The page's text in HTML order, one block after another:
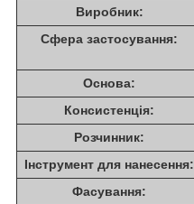
Виробник:
Сфера застосування:
Основа:
Консистенція:
Розчинник:
Інструмент для нанесення:
Фасування: